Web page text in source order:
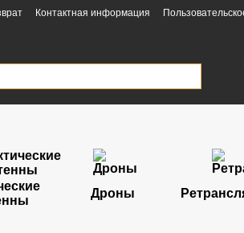
Контактная информация
Дроны